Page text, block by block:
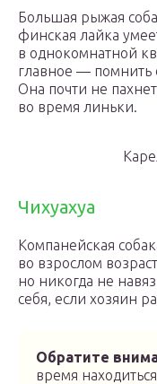
Большая рыжая
финская лайка
в однокомнатной
главное — помнить
Она почти не
во время линьки.
Чихуахуа
Компанейская
во взрослом
но никогда не
себя, если хозяин
Обратите
время